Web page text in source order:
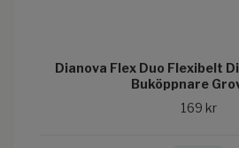
Dianova Flex Duo Flexibelt
Buköppnare
169 kr